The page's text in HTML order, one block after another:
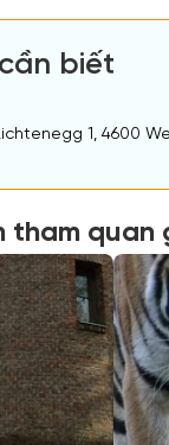
biết
1, 4600
tham quan